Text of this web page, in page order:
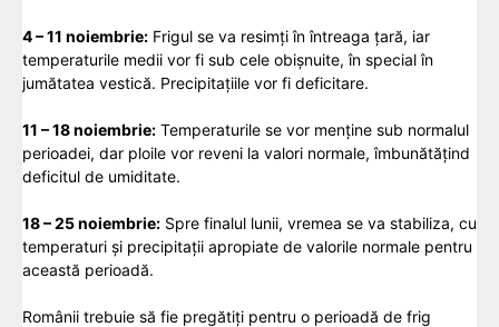
4 – 11 noiembrie: Frigul se va resimți în întreaga țară, iar
temperaturile medii vor fi sub cele obișnuite, în special în
jumătatea vestică. Precipitațiile vor fi deficitare.
11 – 18 noiembrie: Temperaturile se vor menține sub normalul
perioadei, dar ploile vor reveni la valori normale, îmbunătățind
deficitul de umiditate.
18 – 25 noiembrie: Spre finalul lunii, vremea se va stabiliza, cu
temperaturi și precipitații apropiate de valorile normale pentru
această perioadă.
Românii trebuie să fie pregătiți pentru o perioadă de frig